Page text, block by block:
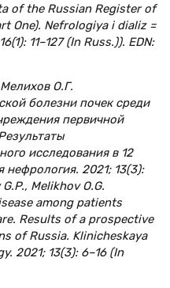
of the Russian Register of
One). Nefrologiya i dializ =
11–127 (In Russ.)). EDN:
О.Г.
болезни почек среди
первичной
исследования в 12
нефрология. 2021; 13(3):
Melikhov O.G.
among patients
Results of a prospective
of Russia. Klinicheskaya
2021; 13(3): 6–16 (In